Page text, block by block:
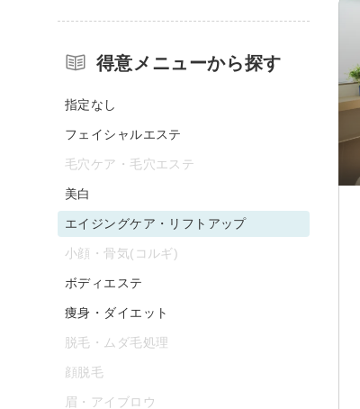
得意メニューから探す
指定なし
フェイシャルエステ
毛穴ケア・毛穴エステ
美白
エイジングケア・リフトアップ
小顔・骨気(コルギ)
ボディエステ
痩身・ダイエット
脱毛・ムダ毛処理
顔脱毛
眉・アイブロウ